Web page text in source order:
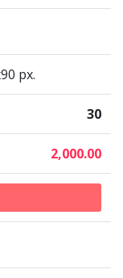
px.
30
2,000.00